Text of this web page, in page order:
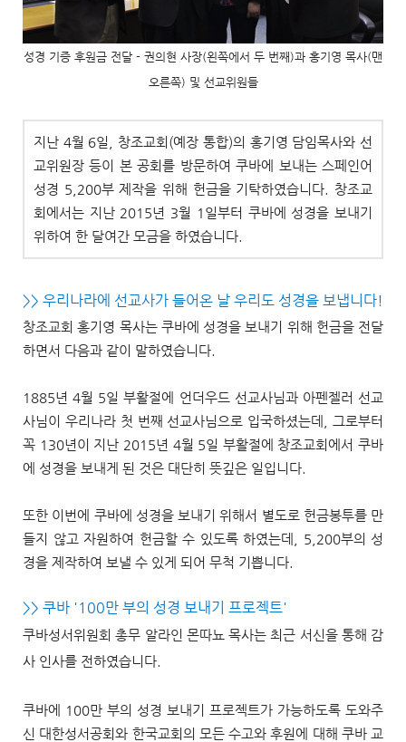
성경 기증 후원금 전달 - 권의현 사장(왼쪽에서 두 번째)과 홍기영 목사(맨
오른쪽) 및 선교위원들
지난 4월 6일, 창조교회(예장 통합)의 홍기영 담임목사와 선
교위원장 등이 본 공회를 방문하여 쿠바에 보내는 스페인어
성경 5,200부 제작을 위해 헌금을 기탁하였습니다. 창조교
회에서는 지난 2015년 3월 1일부터 쿠바에 성경을 보내기
위하여 한 달여간 모금을 하였습니다.
>> 우리나라에 선교사가 들어온 날 우리도 성경을 보냅니다!
창조교회 홍기영 목사는 쿠바에 성경을 보내기 위해 헌금을 전달
하면서 다음과 같이 말하였습니다.
1885년 4월 5일 부활절에 언더우드 선교사님과 아펜젤러 선교
사님이 우리나라 첫 번째 선교사님으로 입국하셨는데, 그로부터
꼭 130년이 지난 2015년 4월 5일 부활절에 창조교회에서 쿠바
에 성경을 보내게 된 것은 대단히 뜻깊은 일입니다.
또한 이번에 쿠바에 성경을 보내기 위해서 별도로 헌금봉투를 만
들지 않고 자원하여 헌금할 수 있도록 하였는데, 5,200부의 성
경을 제작하여 보낼 수 있게 되어 무척 기쁩니다.
>> 쿠바 '100만 부의 성경 보내기 프로젝트'
쿠바성서위원회 총무 알라인 몬따뇨 목사는 최근 서신을 통해 감
사 인사를 전하였습니다.
쿠바에 100만 부의 성경 보내기 프로젝트가 가능하도록 도와주
신 대한성서공회와 한국교회의 모든 수고와 후원에 대해 쿠바 교